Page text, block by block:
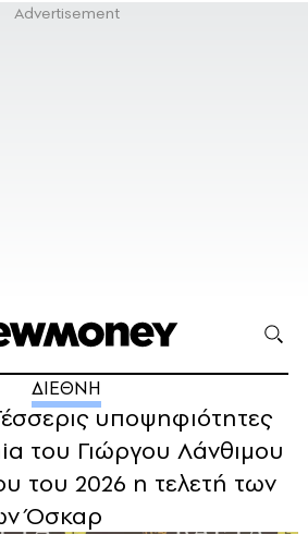
ΔΙΕΘΝΗ
υποψηφιότητες
του Γιώργου Λάνθιμου
του 2026 η τελετή των
Όσκαρ